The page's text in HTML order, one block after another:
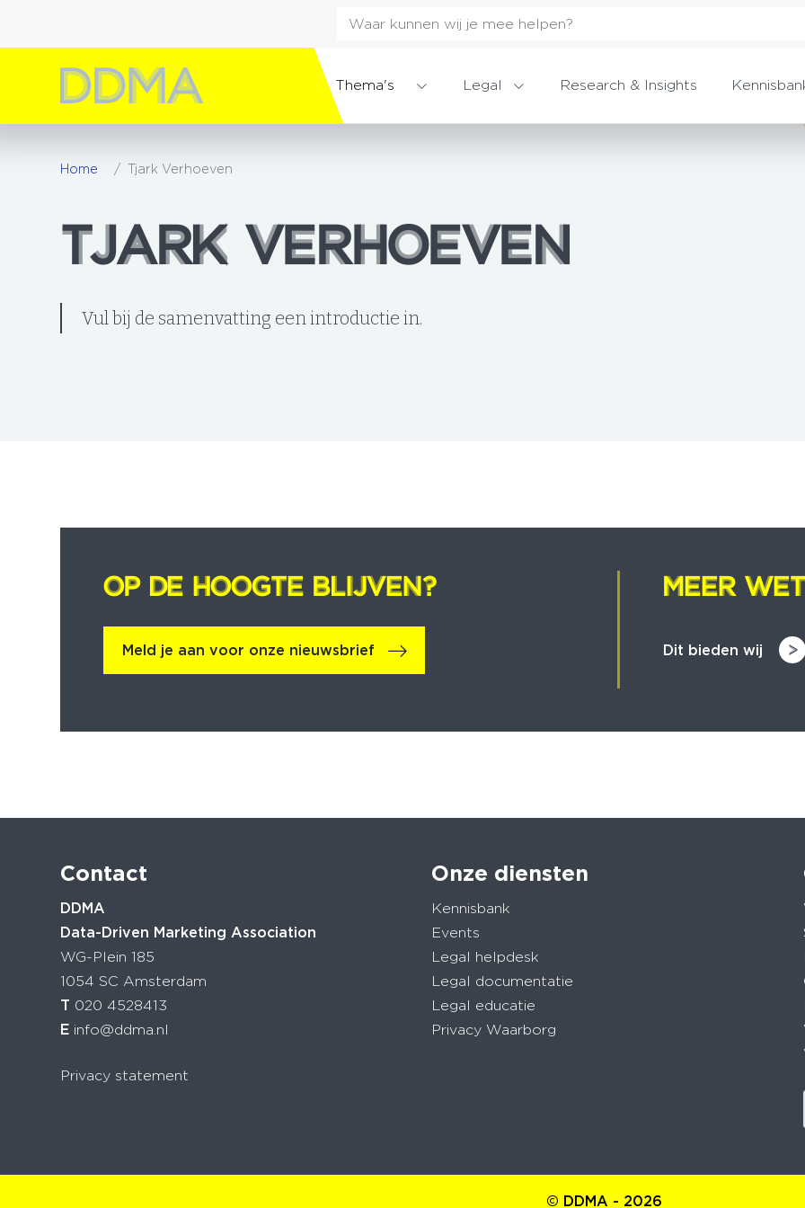
Thema's Legal Research & Insights
Home Tjark Verhoeven
TJARK VERHOEVEN
TJARK VERHOEVEN
Vul bij de samenvatting een introductie in.
OP DE HOOGTE BLIJVEN?
OP DE HOOGTE BLIJVEN?
Meld je aan voor onze nieuwsbrief
MEER
MEER
Dit bieden wij
Contact
DDMA
Data-Driven Marketing Association
WG-Plein 185
1054 SC Amsterdam
T 020 4528413
E info@ddma.nl
Privacy statement
Onze diensten
Kennisbank
Events
Legal helpdesk
Legal documentatie
Legal educatie
Privacy Waarborg
© DDMA - 2026